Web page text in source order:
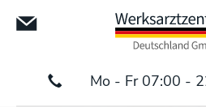
Mo - Fr 07:00 -